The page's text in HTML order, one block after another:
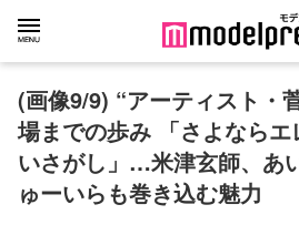
(画像9/9) “アーティスト・
場までの歩み 「さよなら
いさがし」…米津玄師、あ
ゅーいらも巻き込む魅力